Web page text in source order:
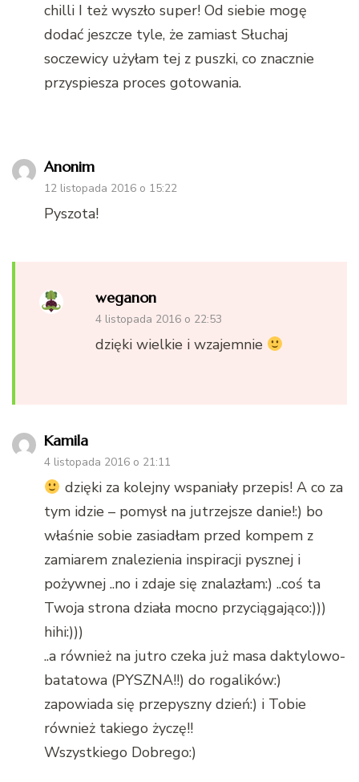
chilli I też wyszło super! Od siebie mogę
dodać jeszcze tyle, że zamiast Słuchaj
soczewicy użyłam tej z puszki, co znacznie
przyspiesza proces gotowania.
Anonim
12 listopada 2016 o 15:22
Pyszota!
weganon
4 listopada 2016 o 22:53
dzięki wielkie i wzajemnie
Kamila
4 listopada 2016 o 21:11
dzięki za kolejny wspaniały przepis! A co za
tym idzie – pomysł na jutrzejsze danie!:) bo
właśnie sobie zasiadłam przed kompem z
zamiarem znalezienia inspiracji pysznej i
pożywnej ..no i zdaje się znalazłam:) ..coś ta
Twoja strona działa mocno przyciągająco:)))
hihi:)))
..a również na jutro czeka już masa daktylowo-
batatowa (PYSZNA!!) do rogalików:)
zapowiada się przepyszny dzień:) i Tobie
również takiego życzę!!
Wszystkiego Dobrego:)